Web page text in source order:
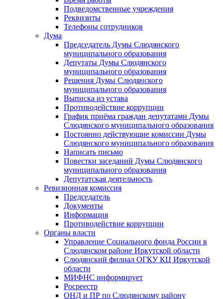
Подведомственные учреждения
Реквизиты
Телефоны сотрудников
Дума
Председатель Думы Слюдянского
муниципального образования
Депутаты Думы Слюдянского
муниципального образования
Решения Думы Слюдянского
муниципального образования
Выписка из устава
Противодействие коррупции
График приёма граждан депутатами Думы
Слюдянского муниципального образования
Постоянно действующие комиссии Думы
Слюдянского муниципального образования
Написать письмо
Повестки заседаний Думы Слюдянского
муниципального образования
Депутатская деятельность
Ревизионная комиссия
Председатель
Документы
Информация
Противодействие коррупции
Органы власти
Управление Социального фонда России в
Слюдянском районе Иркутской области
Слюдянский филиал ОГКУ КЦ Иркутской
области
МИФНС информирует
Росреестр
ОНД и ПР по Слюдянскому району